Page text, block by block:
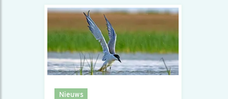
Nieuws